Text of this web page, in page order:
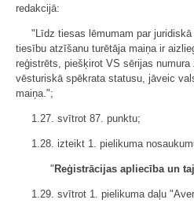
redakcijā:
"Līdz tiesas lēmumam par
tiesību atzīšanu turētāja maiņa ir
reģistrēts, piešķirot VS sērijas
vēsturiskā spēkrata statusu, jāveic
maiņa.";
1.27. svītrot 87. punktu;
1.28. izteikt 1. pielikuma
" Reģistrācijas apliecība un
1.29. svītrot 1. pielikuma daļu